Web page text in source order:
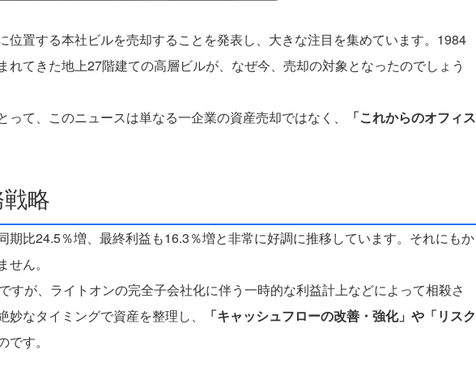
置する本社ビルを売却することを発表し、大きな注目を集めています。1984
てきた地上27階建ての高層ビルが、なぜ今、売却の対象となったのでしょう
て、このニュースは単なる一企業の資産売却ではなく、
「これからのオフィス
略
比24.5％増、最終利益も16.3％増と非常に好調に推移しています。それにもか
ん。
が、ライトオンの完全子会社化に伴う一時的な利益計上などによって相殺さ
なタイミングで資産を整理し、
「キャッシュフローの改善・強化」や「リスク
す。